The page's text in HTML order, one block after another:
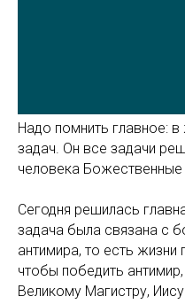
Надо помнить главное:
задач. Он все задачи
человека Божественные
Сегодня решилась
задача была связана с
антимира, то есть жизни
чтобы победить
Великому Магистру,